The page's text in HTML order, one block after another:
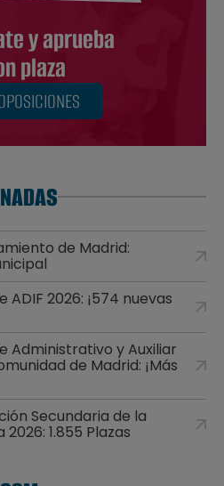
y aprueba
plaza
de Madrid:
2026: ¡574 nuevas
Administrativo y Auxiliar
de Madrid: ¡Más
Secundaria de la
1.855 Plazas